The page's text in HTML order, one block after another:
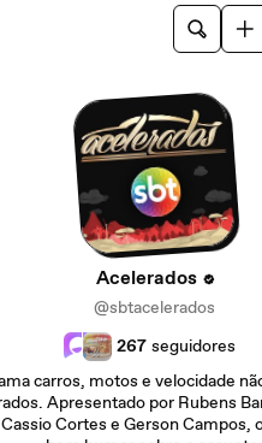
principal
Acelerados
@sbtacelerados
267 seguidores
carros, motos e velocidade
Apresentado por Rubens
Cortes e Gerson Campos,